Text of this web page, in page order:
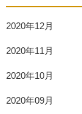
2020年12月
2020年11月
2020年10月
2020年09月